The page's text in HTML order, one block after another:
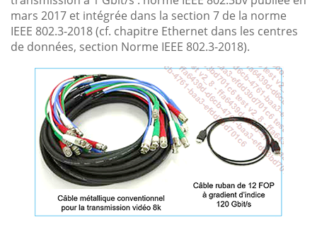
mars 2017 et intégrée dans la section 7 de la norme
IEEE 802.3-2018 (cf. chapitre Ethernet dans les centres
de données, section Norme IEEE 802.3-2018).